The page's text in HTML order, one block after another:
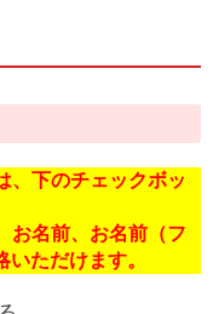
、下のチェックボッ
お名前、お名前（フ
ただけます。